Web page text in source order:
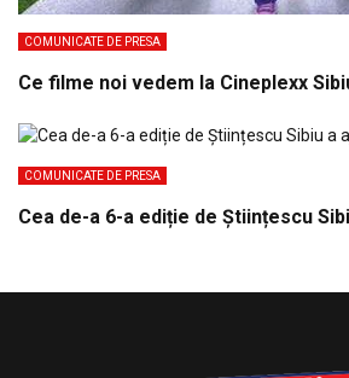
COMUNICATE DE PRESA
Ce filme noi vedem la Cineplexx
COMUNICATE DE PRESA
Cea de-a 6-a ediție de Științescu